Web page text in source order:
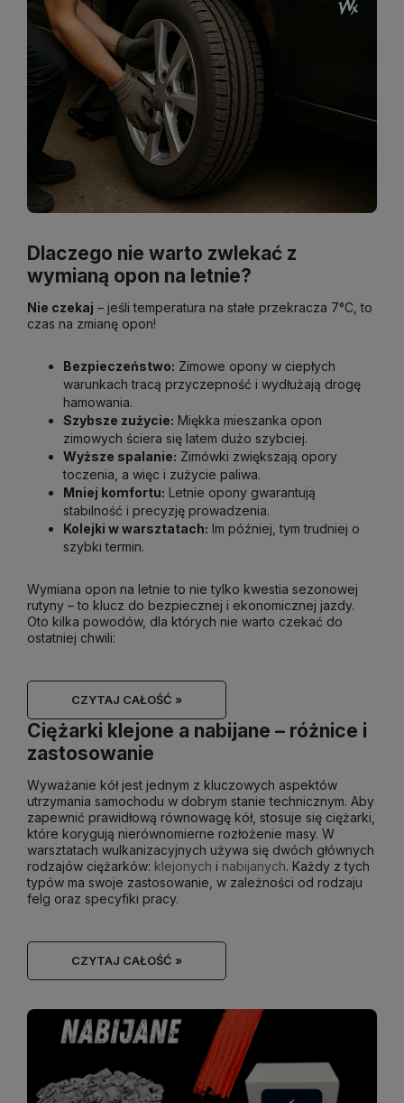
Dlaczego nie warto zwlekać z
wymianą opon na letnie?
Wymiana opon na letnie to nie tylko kwestia sezonowej
rutyny – to klucz do bezpiecznej i ekonomicznej jazdy.
Oto kilka powodów, dla których nie warto czekać do
ostatniej chwili:
Bezpieczeństwo: Zimowe opony w ciepłych
warunkach tracą przyczepność i wydłużają drogę
hamowania.
Szybsze zużycie: Miękka mieszanka opon
zimowych ściera się latem dużo szybciej.
Wyższe spalanie: Zimówki zwiększają opory
toczenia, a więc i zużycie paliwa.
Mniej komfortu: Letnie opony gwarantują
stabilność i precyzję prowadzenia.
Kolejki w warsztatach: Im później, tym trudniej o
szybki termin.
Nie czekaj – jeśli temperatura na stałe przekracza 7°C, to
czas na zmianę opon!
CZYTAJ CAŁOŚĆ »
Ciężarki klejone a nabijane – różnice i
zastosowanie
CZYTAJ CAŁOŚĆ »
Wyważanie kół jest jednym z kluczowych aspektów
utrzymania samochodu w dobrym stanie technicznym. Aby
zapewnić prawidłową równowagę kół, stosuje się ciężarki,
które korygują nierównomierne rozłożenie masy. W
warsztatach wulkanizacyjnych używa się dwóch głównych
rodzajów ciężarków: klejonych i nabijanych. Każdy z tych
typów ma swoje zastosowanie, w zależności od rodzaju
felg oraz specyfiki pracy.